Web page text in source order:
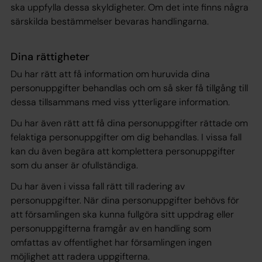
ska uppfylla dessa skyldigheter. Om det inte finns några
särskilda bestämmelser bevaras handlingarna.
Dina rättigheter
Du har rätt att få information om huruvida dina
personuppgifter behandlas och om så sker få tillgång till
dessa tillsammans med viss ytterligare information.
Du har även rätt att få dina personuppgifter rättade om
felaktiga personuppgifter om dig behandlas. I vissa fall
kan du även begära att komplettera personuppgifter
som du anser är ofullständiga.
Du har även i vissa fall rätt till radering av
personuppgifter. När dina personuppgifter behövs för
att församlingen ska kunna fullgöra sitt uppdrag eller
personuppgifterna framgår av en handling som
omfattas av offentlighet har församlingen ingen
möjlighet att radera uppgifterna.